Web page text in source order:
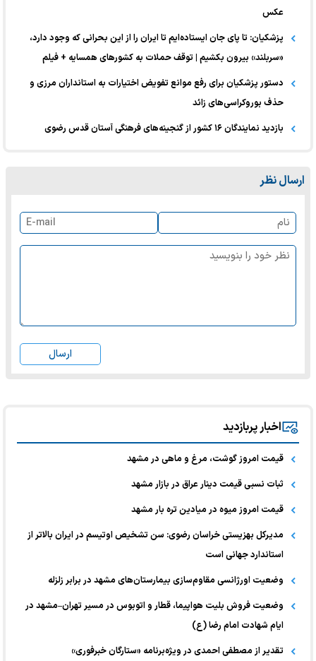
عکس
پزشکیان: تا پای جان ایستاده‌ایم تا ایران را از این بحرانی که وجود دارد،
«سربلند» بیرون بکشیم | توقف حملات به کشورهای همسایه + فیلم
دستور پزشکیان برای رفع موانع تفویض اختیارات به استانداران مرزی و
حذف بوروکراسی‌های زائد
بازدید نمایندگان ۱۶ کشور از گنجینه‌های فرهنگی آستان قدس رضوی
ارسال نظر
ارسال
اخبار پربازدید
قیمت امروز گوشت، مرغ و ماهی در مشهد
ثبات نسبی قیمت دینار عراق در بازار مشهد
قیمت امروز میوه در میادین تره بار مشهد
مدیرکل بهزیستی خراسان رضوی: سن تشخیص اوتیسم در ایران بالاتر از
استاندارد جهانی است
وضعیت اورژانسی مقاوم‌سازی بیمارستان‌های مشهد در برابر زلزله
وضعیت فروش بلیت هواپیما، قطار و اتوبوس در مسیر تهران–مشهد در
ایام شهادت امام رضا (ع)
تقدیر از مصطفی احمدی در ویژه‌برنامه «ستارگان خبرفوری»